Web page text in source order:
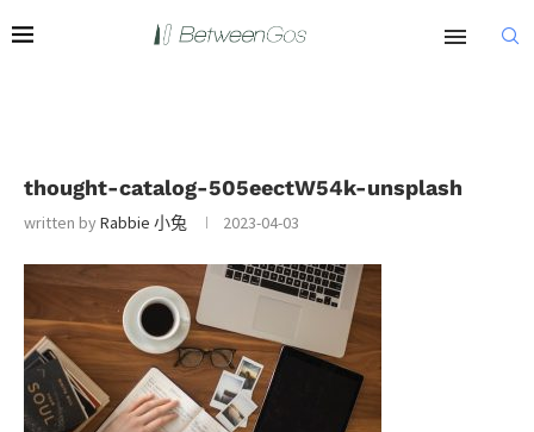
thought-catalog-505eectW54k-unsplash
written byRabbie 小兔 2023-04-03